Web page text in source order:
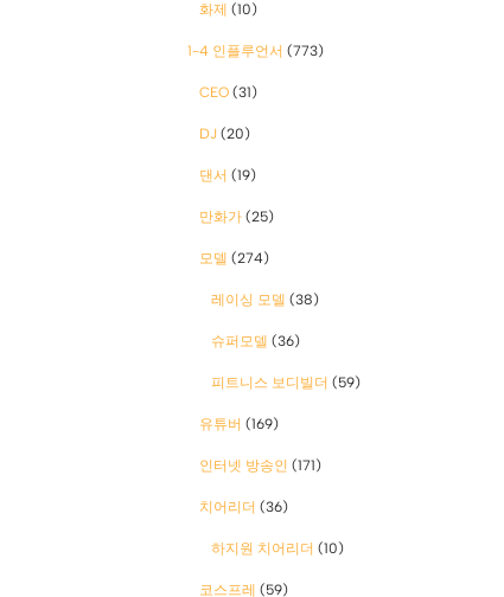
화제 (10)
1-4 인플루언서 (773)
CEO (31)
DJ (20)
댄서 (19)
만화가 (25)
모델 (274)
레이싱 모델 (38)
슈퍼모델 (36)
피트니스 보디빌더 (59)
유튜버 (169)
인터넷 방송인 (171)
치어리더 (36)
하지원 치어리더 (10)
코스프레 (59)